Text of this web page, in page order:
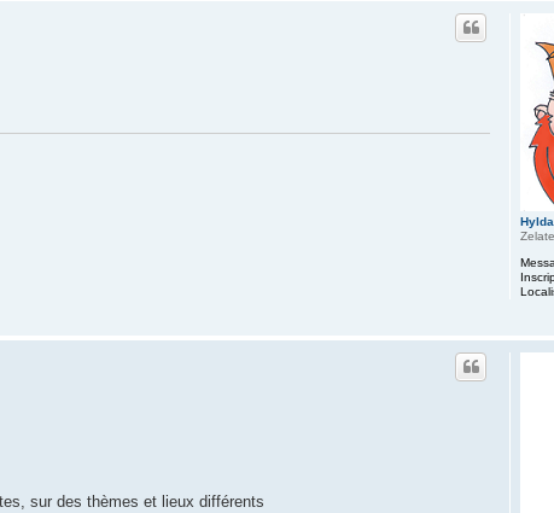
sur des thèmes et lieux différents